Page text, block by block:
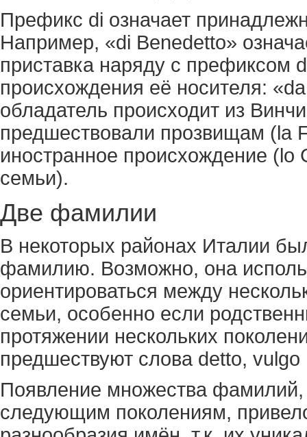
Префикс di означает
Например, «di Benedetto»
приставка наряду с
происхождения её носителя:
обладатель происходит из
предшествовали прозвищам (la
иностранное происхождение (lo
семьи).
Две фамилии
В некоторых районах Италии
фамилию. Возможно, она
ориентироваться между
семьи, особенно если
протяжении нескольких
предшествуют слова detto, vulgo
Появление множества фамилий,
следующим поколениям,